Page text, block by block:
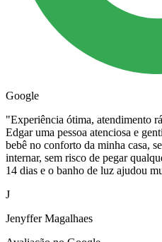
Google
"Experiência ótima, atendimento
Edgar uma pessoa atenciosa e
bebê no conforto da minha casa,
internar, sem risco de pegar
14 dias e o banho de luz ajudou
J
Jenyffer Magalhaes